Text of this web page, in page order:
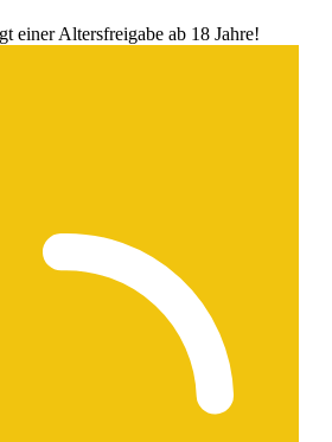
einer Altersfreigabe ab 18 Jahre!